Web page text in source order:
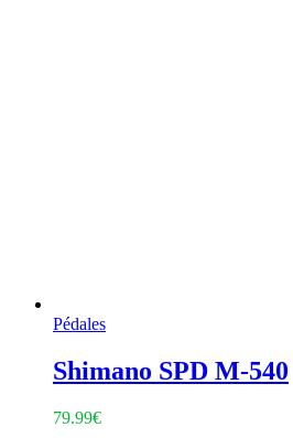
Pédales
Shimano SPD M-540
79.99€